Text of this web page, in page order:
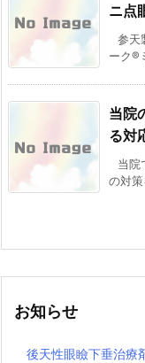
ニ点
参天
ーク®
当院
る対
当院
の対
お知らせ
後天性眼瞼下垂治療